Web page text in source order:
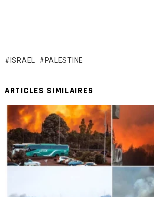
ISRAEL PALESTINE
ARTICLES SIMILAIRES